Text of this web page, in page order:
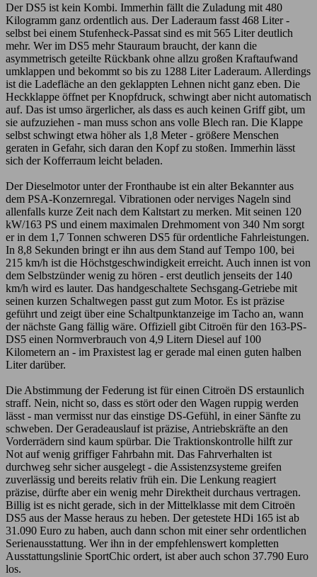
Der DS5 ist kein Kombi. Immerhin fällt die Zuladung mit 480
Kilogramm ganz ordentlich aus. Der Laderaum fasst 468 Liter -
selbst bei einem Stufenheck-Passat sind es mit 565 Liter deutlich
mehr. Wer im DS5 mehr Stauraum braucht, der kann die
asymmetrisch geteilte Rückbank ohne allzu großen Kraftaufwand
umklappen und bekommt so bis zu 1288 Liter Laderaum. Allerdings
ist die Ladefläche an den geklappten Lehnen nicht ganz eben. Die
Heckklappe öffnet per Knopfdruck, schwingt aber nicht automatisch
auf. Das ist umso ärgerlicher, als dass es auch keinen Griff gibt, um
sie aufzuziehen - man muss schon ans volle Blech ran. Die Klappe
selbst schwingt etwa höher als 1,8 Meter - größere Menschen
geraten in Gefahr, sich daran den Kopf zu stoßen. Immerhin lässt
sich der Kofferraum leicht beladen.
Der Dieselmotor unter der Fronthaube ist ein alter Bekannter aus
dem PSA-Konzernregal. Vibrationen oder nerviges Nageln sind
allenfalls kurze Zeit nach dem Kaltstart zu merken. Mit seinen 120
kW/163 PS und einem maximalen Drehmoment von 340 Nm sorgt
er in dem 1,7 Tonnen schweren DS5 für ordentliche Fahrleistungen.
In 8,8 Sekunden bringt er ihn aus dem Stand auf Tempo 100, bei
215 km/h ist die Höchstgeschwindigkeit erreicht. Auch innen ist von
dem Selbstzünder wenig zu hören - erst deutlich jenseits der 140
km/h wird es lauter. Das handgeschaltete Sechsgang-Getriebe mit
seinen kurzen Schaltwegen passt gut zum Motor. Es ist präzise
geführt und zeigt über eine Schaltpunktanzeige im Tacho an, wann
der nächste Gang fällig wäre. Offiziell gibt Citroën für den 163-PS-
DS5 einen Normverbrauch von 4,9 Litern Diesel auf 100
Kilometern an - im Praxistest lag er gerade mal einen guten halben
Liter darüber.
Die Abstimmung der Federung ist für einen Citroën DS erstaunlich
straff. Nein, nicht so, dass es stört oder den Wagen ruppig werden
lässt - man vermisst nur das einstige DS-Gefühl, in einer Sänfte zu
schweben. Der Geradeauslauf ist präzise, Antriebskräfte an den
Vorderrädern sind kaum spürbar. Die Traktionskontrolle hilft zur
Not auf wenig griffiger Fahrbahn mit. Das Fahrverhalten ist
durchweg sehr sicher ausgelegt - die Assistenzsysteme greifen
zuverlässig und bereits relativ früh ein. Die Lenkung reagiert
präzise, dürfte aber ein wenig mehr Direktheit durchaus vertragen.
Billig ist es nicht gerade, sich in der Mittelklasse mit dem Citroën
DS5 aus der Masse heraus zu heben. Der getestete HDi 165 ist ab
31.090 Euro zu haben, auch dann schon mit einer sehr ordentlichen
Serienausstattung. Wer ihn in der empfehlenswert kompletten
Ausstattungslinie SportChic ordert, ist aber auch schon 37.790 Euro
los.